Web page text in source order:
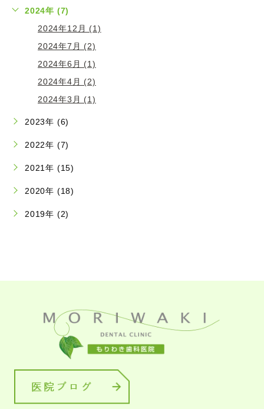
2024年 (7)
2024年12月 (1)
2024年7月 (2)
2024年6月 (1)
2024年4月 (2)
2024年3月 (1)
2023年 (6)
2022年 (7)
2021年 (15)
2020年 (18)
2019年 (2)